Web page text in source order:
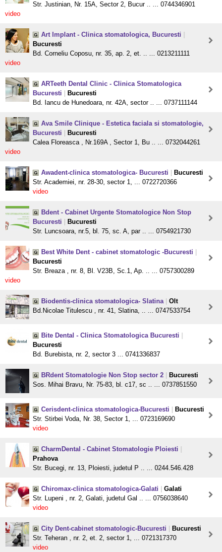
Str. Justinian, Nr. 15A, Sector 2, Bucur .. ... 0744346901
video
Art Implant - Clinica stomatologica, Bucuresti
Bucuresti
Bd. Corneliu Coposu, nr. 35, ap. 2, et. .. ... 0213211111
video
ARTeeth Dental Clinic - Clinica Stomatologica
Bucuresti
Bucuresti
Bd. Iancu de Hunedoara, nr. 42A, sector .. ... 0737111144
Ava Smile Clinique - Estetica faciala si stomatologie,
Bucuresti
Bucuresti
Calea Floreasca , Nr.169A , Sector 1, Bu .. ... 0732044261
video
Awadent-clinica stomatologica- Bucuresti
Bucuresti
Str. Academiei, nr. 28-30, sector 1, ... 0722720366
video
Bdent - Cabinet Urgente Stomatologice Non Stop
Bucuresti
Bucuresti
Str. Luncsoara, nr.5, bl. 75, sc. A, par .. ... 0754921730
Best White Dent - cabinet stomatologic -Bucuresti
Bucuresti
Str. Breaza , nr. 8, Bl. V23B, Sc.1, Ap. .. ... 0757300289
video
Biodentis-clinica stomatologica- Slatina
Olt
Bd.Nicolae Titulescu , nr. 41, Slatina, .. ... 0747533754
Bite Dental - Clinica Stomatologica Bucuresti
Bucuresti
Bd. Burebista, nr. 2, sector 3 ... 0741336837
BRdent Stomatologie Non Stop sector 2
Bucuresti
Sos. Mihai Bravu, Nr. 75-83, bl. c17, sc .. ... 0737851550
Cerisdent-clinica stomatologica-Bucuresti
Bucuresti
Str. Stirbei Voda, Nr. 38, Sector 1, ... 0723169690
video
CharmDental - Cabinet Stomatologie Ploiesti
Prahova
Str. Bucegi, nr. 13, Ploiesti, judetul P .. ... 0244.546.428
Chiromax-clinica stomatologica-Galati
Galati
Str. Lupeni , nr. 2, Galati, judetul Gal .. ... 0756038640
video
City Dent-cabinet stomatologic-Bucuresti
Bucuresti
Str. Teheran , nr. 2, et. 2, sector 1, ... 0721317370
video